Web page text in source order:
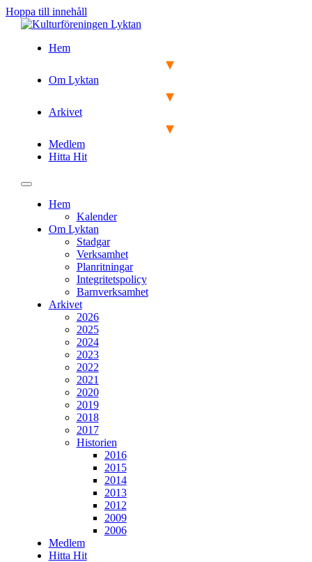
Hoppa till innehåll
Hem
Om Lyktan
Arkivet
Medlem
Hitta Hit
Hem
Kalender
Om Lyktan
Stadgar
Verksamhet
Planritningar
Integritetspolicy
Barnverksamhet
Arkivet
2026
2025
2024
2023
2022
2021
2020
2019
2018
2017
Historien
2016
2015
2014
2013
2012
2009
2006
Medlem
Hitta Hit